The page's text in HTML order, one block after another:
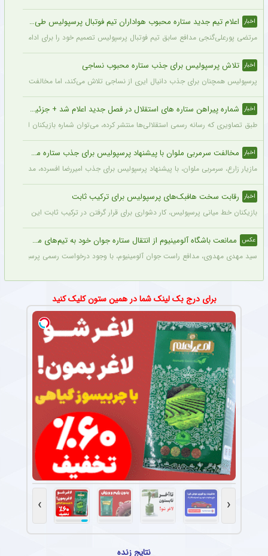
اخبار اعلام تیم جدید ستاره محبوب هواداران تیم فوتبال پرسپولیس طی ۴۸ ساعت آینده
مرتضی پورعلی‌گنجی مدافع سابق تیم فوتبال پرسپولیس تصمیم خود را برای ادامه
اخبار تلاش پرسپولیس برای جذب ستاره محبوب نساجی
پرسپولیس همچنان برای جذب دانیال ایری از نساجی تلاش می‌کند، اما مخالفت
اخبار شماره پیراهن ستاره های استقلال در فصل جدید اعلام شد + جزئیات
طبق تصاویری که رسانه رسمی استقلالی‌ها منتشر کرده، می‌توان شماره بازیکنان این
اخبار مخالفت سرمربی ملوان با پیشنهاد پرسپولیس برای جذب ستاره محبوبش
مازیار زارع، سرمربی ملوان، با پیشنهاد پرسپولیس برای جذب امیررضا افسرده، مدافع
اخبار رقابت سخت هافبک‌های پرسپولیس برای ترکیب ثابت
بازیکنان خط میانی پرسپولیس، کار دشواری برای قرار گرفتن در ترکیب ثابت این تیم
عکس ممانعت باشگاه آلومینیوم از انتقال ستاره جوان خود به تیم‌های مدعی + عکس
سید مهدی مهدوی، مدافع راست جوان آلومینیوم، با وجود درخواست رسمی پرسپولیس،
برای درج بک لینک شما در همین ستون کلیک کنید
‹
›
نتایج زنده